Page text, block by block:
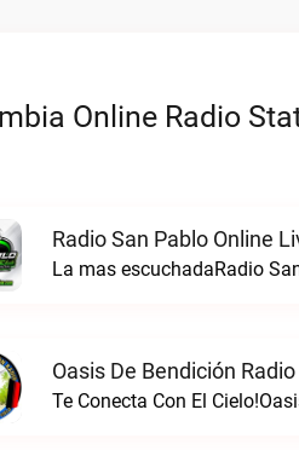
Online Radio
Radio San Pablo Online
La mas escuchadaRadio
Oasis De Bendición
Te Conecta Con El